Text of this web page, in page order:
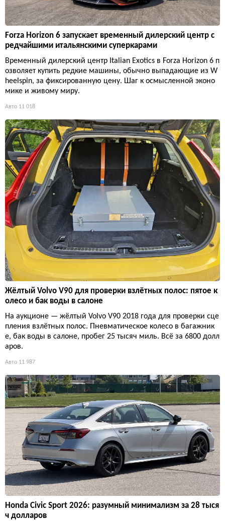
Forza Horizon 6 запускает временный дилерский центр с
редчайшими итальянскими суперкарами
Временный дилерский центр Italian Exotics в Forza Horizon 6 п
озволяет купить редкие машины, обычно выпадающие из W
heelspin, за фиксированную цену. Шаг к осмысленной эконо
мике и живому миру.
Авто 11 018
Жёлтый Volvo V90 для проверки взлётных полос: пятое к
олесо и бак воды в салоне
На аукционе — жёлтый Volvo V90 2018 года для проверки сце
пления взлётных полос. Пневматическое колесо в багажник
е, бак воды в салоне, пробег 25 тысяч миль. Всё за 6800 долл
аров.
Авто 11 987
Honda Civic Sport 2026: разумный минимализм за 28 тыся
ч долларов